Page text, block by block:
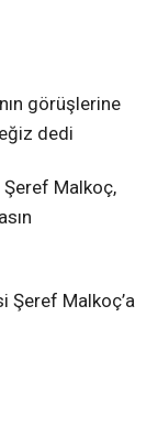
görüşlerine
dedi
Malkoç,
Şeref Malkoç’a